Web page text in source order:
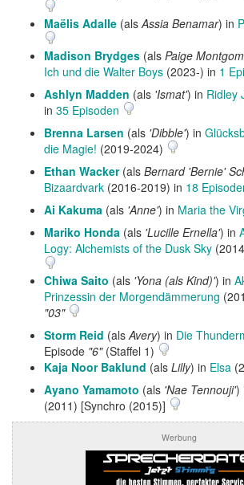
Maëlis Adalle (alsAssia Benamar) in
Madison Brydges (als Paige
Ich und die Walter Boys (2023-) in 1
Ashlyn Madden (als 'Ismat') in Ridley
in 35 Episoden
Brenna Larsen (als 'Dibble') in
die Magie! (2019-2024)
Ethan Wacker(als Bernard 'Bernie'
Bizaardvark (2016-2019) in 18
Ai Kakuma (als 'Anne') in Maria the
Mariko Honda (als 'Lucille Ernella') in
Logy: Alchemists of the Dusk Sky
Chiwa Saito (als 'Yona (als Kind)') in
Prinzessin der Morgendämmerung
"03"
Storm Reid (alsAvery) in Die
Episode "6"(Staffel 1)
Kaja Noor Baklund (als Lilly) in Elsa
Ayano Yamamoto (als 'Nae Tennouji')
(2011) [Synchro (2015)]
Werbung